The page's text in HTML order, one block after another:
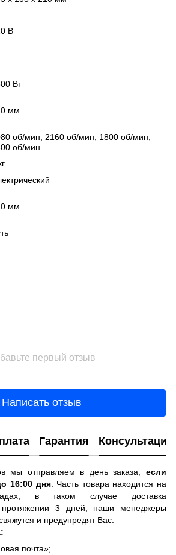
В
Вт
мм
об/мин; 2160 об/мин; 1800 об/мин;
об/мин
мм
первый отзыв
Написать отзыв
Гарантия Консультация
мы отправляем в день заказа, если
16:00 дня. Часть товара находится на
в таком случае доставка
протяжении 3 дней, наши менеджеры
и предупредят Вас.
почта»;